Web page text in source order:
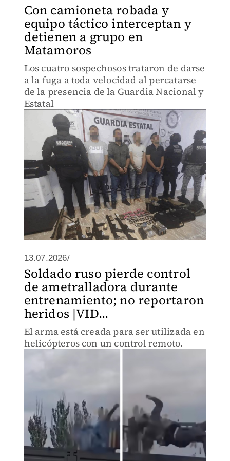
Con camioneta robada y
equipo táctico interceptan y
detienen a grupo en
Matamoros
Los cuatro sospechosos trataron de darse
a la fuga a toda velocidad al percatarse
de la presencia de la Guardia Nacional y
Estatal
13.07.2026/
Soldado ruso pierde control
de ametralladora durante
entrenamiento; no reportaron
heridos |VID...
El arma está creada para ser utilizada en
helicópteros con un control remoto.